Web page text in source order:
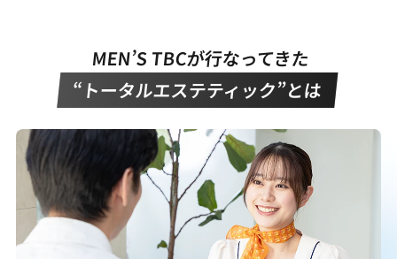
あなたにぴったりの「キレイ」がきっとみつかる
あなたの「なりたい」に、MEN’S TBCはずっと寄り添い
ます
MEN’S TBCが行なってきた
“トータルエステティック”とは